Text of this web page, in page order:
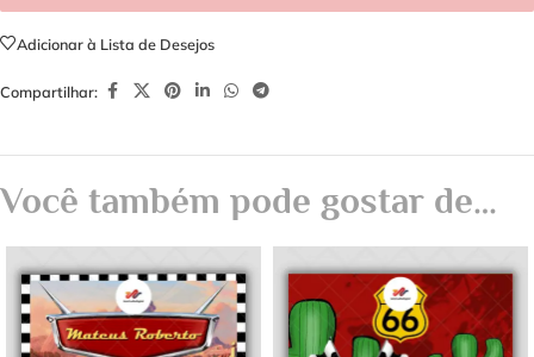
Adicionar à Lista de Desejos
Compartilhar:
Você também pode gostar de…